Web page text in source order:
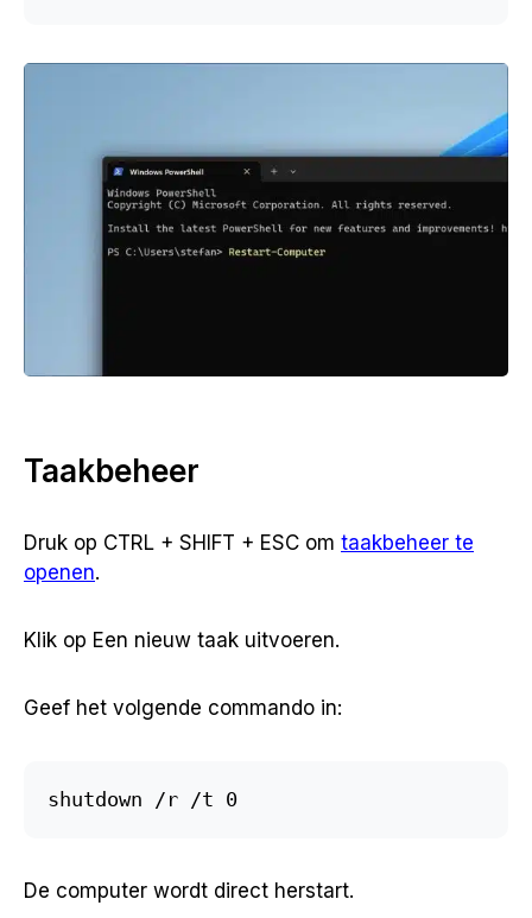
Taakbeheer
Druk op CTRL + SHIFT + ESC om taakbeheer te
openen.
Klik op Een nieuw taak uitvoeren.
Geef het volgende commando in:
shutdown /r /t 0
De computer wordt direct herstart.